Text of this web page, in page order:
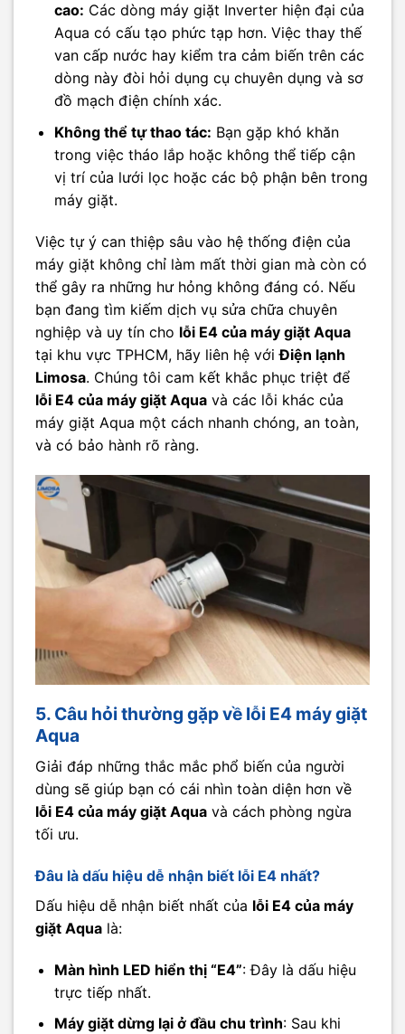
cao: Các dòng máy giặt Inverter hiện đại của
Aqua có cấu tạo phức tạp hơn. Việc thay thế
van cấp nước hay kiểm tra cảm biến trên các
dòng này đòi hỏi dụng cụ chuyên dụng và sơ
đồ mạch điện chính xác.
Không thể tự thao tác: Bạn gặp khó khăn
trong việc tháo lắp hoặc không thể tiếp cận
vị trí của lưới lọc hoặc các bộ phận bên trong
máy giặt.
Việc tự ý can thiệp sâu vào hệ thống điện của
máy giặt không chỉ làm mất thời gian mà còn có
thể gây ra những hư hỏng không đáng có. Nếu
bạn đang tìm kiếm dịch vụ sửa chữa chuyên
nghiệp và uy tín cho lỗi E4 của máy giặt Aqua
tại khu vực TPHCM, hãy liên hệ vớiĐiện lạnh
Limosa. Chúng tôi cam kết khắc phục triệt để
lỗi E4 của máy giặt Aqua và các lỗi khác của
máy giặt Aqua một cách nhanh chóng, an toàn,
và có bảo hành rõ ràng.
5. Câu hỏi thường gặp về lỗi E4 máy giặt
Aqua
Giải đáp những thắc mắc phổ biến của người
dùng sẽ giúp bạn có cái nhìn toàn diện hơn về
lỗi E4 của máy giặt Aqua và cách phòng ngừa
tối ưu.
Đâu là dấu hiệu dễ nhận biết lỗi E4 nhất?
Dấu hiệu dễ nhận biết nhất của lỗi E4 của máy
giặt Aqua là:
Màn hình LED hiển thị “E4”: Đây là dấu hiệu
trực tiếp nhất.
Máy giặt dừng lại ở đầu chu trình: Sau khi